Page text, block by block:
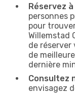
Réservez
personnes
pour
Willemstad
de réserver
de
dernière
Consultez
envisagez